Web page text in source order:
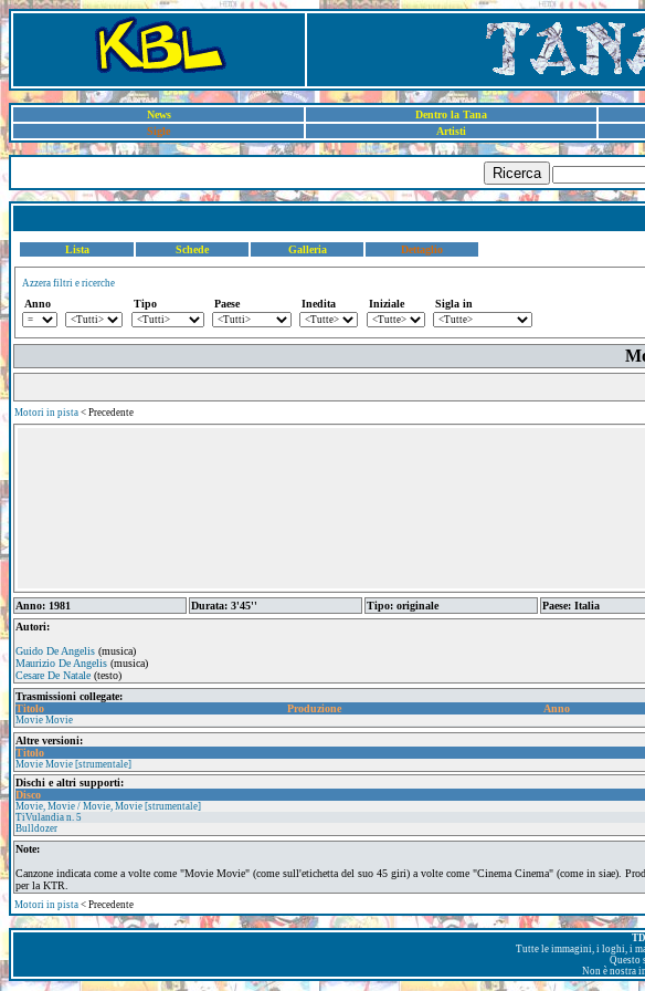
News Dentro la Tana
Sigle
Artisti
Ricerca
Lista Schede Galleria Dettaglio
Azzera filtri e ricerche
Anno Tipo Paese Inedita Iniziale Sigla in
Motori in pista < Precedente
Anno: 1981 Durata: 3'45'' Tipo: originale Paese: Italia
Autori:
Guido De Angelis (musica)
Maurizio De Angelis (musica)
Cesare De Natale (testo)
Trasmissioni collegate:
Titolo
Produzione Anno
Movie Movie
Altre versioni:
Titolo
Movie Movie [strumentale]
Dischi e altri supporti:
Disco
Movie, Movie / Movie, Movie [strumentale]
TiVulandia n. 5
Bulldozer
Note:
Canzone indicata come a volte come "Movie Movie" (come sull'etichetta del suo 45 giri) a volte come "Cinema Cinema" (come in siae).
per la KTR.
Motori in pista < Precedente
Tutte le immagini, i loghi, i
Questo
Non è nostra